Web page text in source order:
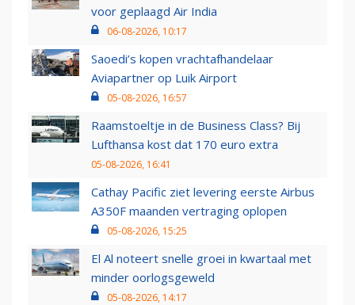
voor geplaagd Air India
06-08-2026, 10:17
Saoedi’s kopen vrachtafhandelaar
Aviapartner op Luik Airport
05-08-2026, 16:57
Raamstoeltje in de Business Class? Bij
Lufthansa kost dat 170 euro extra
05-08-2026, 16:41
Cathay Pacific ziet levering eerste Airbus
A350F maanden vertraging oplopen
05-08-2026, 15:25
El Al noteert snelle groei in kwartaal met
minder oorlogsgeweld
05-08-2026, 14:17